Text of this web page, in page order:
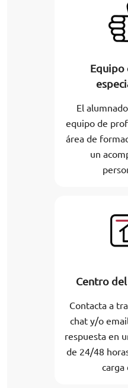
Equipo
El
equipo de
área de
un
Centro
Contacta a
chat y/o
respuesta en
de 24/48
carga